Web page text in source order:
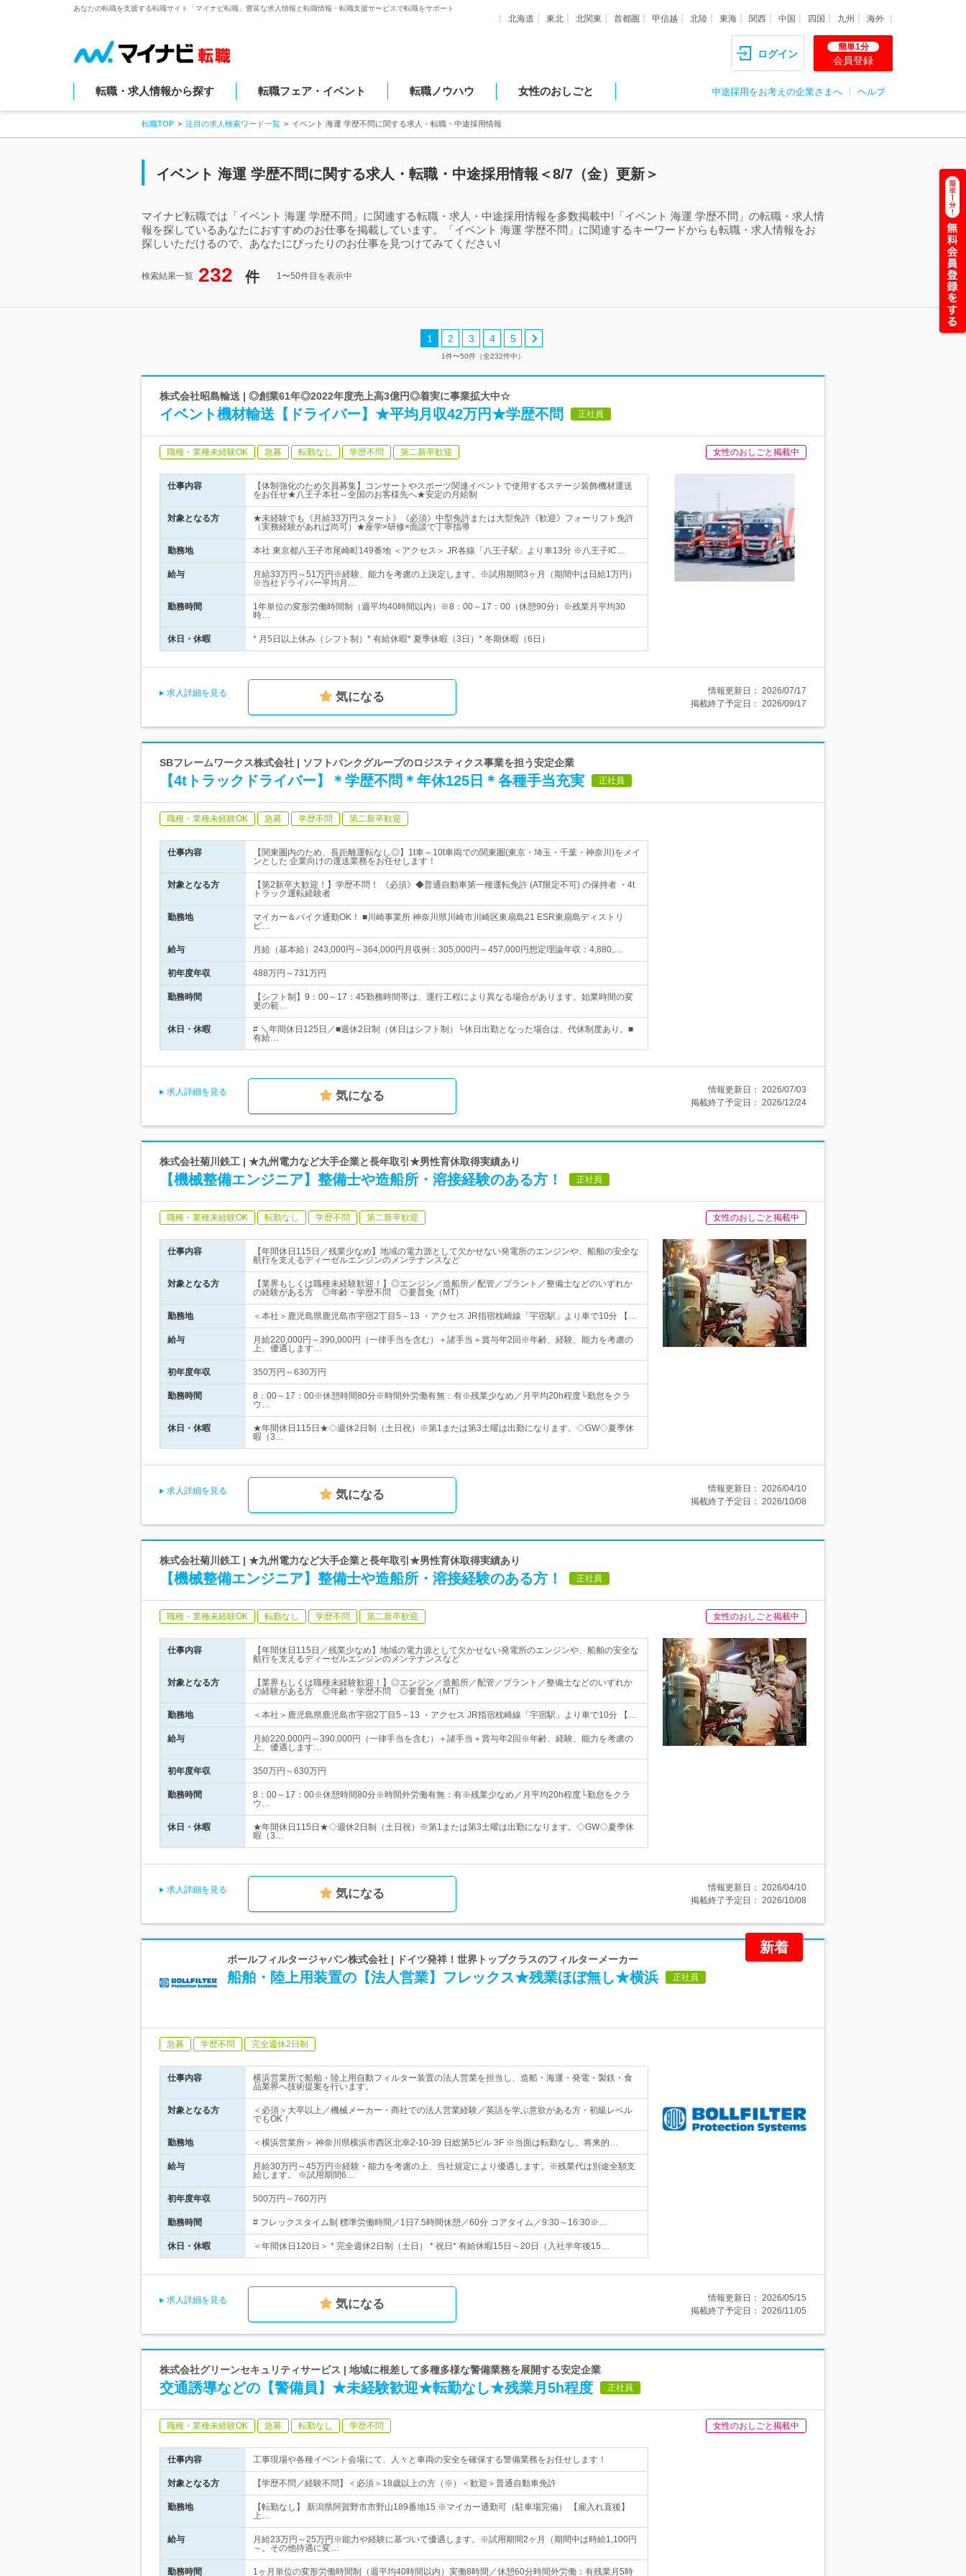
あなたの転職を支援する転職サイト「マイナビ転職」豊富な求人情報と転職情報・転職支援サービスで転職をサポート
北海道 東北 北関東 首都圏 甲信越 北陸 東海 関西 中国 四国 九州 海外
ログイン
簡単1分
会員登録
転職・求人情報から探す 転職フェア・イベント 転職ノウハウ 女性のおしごと 中途採用をお考えの企業さまへ ヘルプ
転職TOP 注目の求人検索ワード一覧 イベント 海運 学歴不問に関する求人・転職・中途採用情報
イベント 海運 学歴不問に関する求人・転職・中途採用情報＜8/7（金）更新＞
マイナビ転職では「イベント 海運 学歴不問」に関連する転職・求人・中途採用情報を多数掲載中!「イベント 海運 学歴不問」の転職・求人情
報を探しているあなたにおすすめのお仕事を掲載しています。「イベント 海運 学歴不問」に関連するキーワードからも転職・求人情報をお
探しいただけるので、あなたにぴったりのお仕事を見つけてみてください!
検索結果一覧 232 件 1〜50件目を表示中
1 2 3 4 5
1件〜50件（全232件中）
株式会社昭島輸送 | ◎創業61年◎2022年度売上高3億円◎着実に事業拡大中☆
イベント機材輸送【ドライバー】★平均月収42万円★学歴不問 正社員
職種・業種未経験OK 急募 転勤なし 学歴不問 第二新卒歓迎 女性のおしごと掲載中
仕事内容
【体制強化のため欠員募集】コンサートやスポーツ関連イベントで使用するステージ装飾機材運送
をお任せ★八王子本社⇔全国のお客様先へ★安定の月給制
対象となる方
★未経験でも《月給33万円スタート》《必須》中型免許または大型免許《歓迎》フォーリフト免許
（実務経験があれば尚可）★座学×研修×面談で丁寧指導
勤務地 本社 東京都八王子市尾崎町149番地 ＜アクセス＞ JR各線「八王子駅」より車13分 ※八王子IC…
給与
月給33万円～51万円※経験、能力を考慮の上決定します。※試用期間3ヶ月（期間中は日給1万円）
※当社ドライバー平均月…
勤務時間
1年単位の変形労働時間制（週平均40時間以内）※8：00～17：00（休憩90分）※残業月平均30
時…
休日・休暇 * 月5日以上休み（シフト制）* 有給休暇* 夏季休暇（3日）* 冬期休暇（6日）
求人詳細を見る 気になる 情報更新日： 2026/07/17
掲載終了予定日： 2026/09/17
SBフレームワークス株式会社 | ソフトバンクグループのロジスティクス事業を担う安定企業
【4tトラックドライバー】＊学歴不問＊年休125日＊各種手当充実 正社員
職種・業種未経験OK 急募 学歴不問 第二新卒歓迎
仕事内容
【関東圏内のため、長距離運転なし◎】1t車～10t車両での関東圏(東京・埼玉・千葉・神奈川)をメイ
ンとした 企業向けの運送業務をお任せします！
対象となる方
【第2新卒大歓迎！】学歴不問！ 《必須》◆普通自動車第一種運転免許 (AT限定不可) の保持者 ・4t
トラック運転経験者
勤務地
マイカー＆バイク通勤OK！ ■川崎事業所 神奈川県川崎市川崎区東扇島21 ESR東扇島ディストリ
ビ…
給与 月給（基本給）243,000円～364,000円月収例：305,000円～457,000円想定理論年収：4,880,…
初年度年収 488万円～731万円
勤務時間
【シフト制】9：00～17：45勤務時間帯は、運行工程により異なる場合があります。始業時間の変
更の範…
休日・休暇
# ＼年間休日125日／■週休2日制（休日はシフト制）└休日出勤となった場合は、代休制度あり。■
有給…
求人詳細を見る 気になる 情報更新日： 2026/07/03
掲載終了予定日： 2026/12/24
株式会社菊川鉄工 | ★九州電力など大手企業と長年取引★男性育休取得実績あり
【機械整備エンジニア】整備士や造船所・溶接経験のある方！ 正社員
職種・業種未経験OK 転勤なし 学歴不問 第二新卒歓迎 女性のおしごと掲載中
仕事内容
【年間休日115日／残業少なめ】地域の電力源として欠かせない発電所のエンジンや、船舶の安全な
航行を支えるディーゼルエンジンのメンテナンスなど
対象となる方
【業界もしくは職種未経験歓迎！】◎エンジン／造船所／配管／プラント／整備士などのいずれか
の経験がある方 ◎年齢・学歴不問 ◎要普免（MT）
勤務地 ＜本社＞鹿児島県鹿児島市宇宿2丁目5－13 ・アクセス JR指宿枕崎線「宇宿駅」より車で10分 【…
給与
月給220,000円～390,000円（一律手当を含む）＋諸手当＋賞与年2回※年齢、経験、能力を考慮の
上、優遇します…
初年度年収 350万円～630万円
勤務時間
8：00～17：00※休憩時間80分※時間外労働有無：有※残業少なめ／月平均20h程度└勤怠をクラ
ウ…
休日・休暇
★年間休日115日★◇週休2日制（土日祝）※第1または第3土曜は出勤になります。◇GW◇夏季休
暇（3…
求人詳細を見る 気になる 情報更新日： 2026/04/10
掲載終了予定日： 2026/10/08
株式会社菊川鉄工 | ★九州電力など大手企業と長年取引★男性育休取得実績あり
【機械整備エンジニア】整備士や造船所・溶接経験のある方！ 正社員
職種・業種未経験OK 転勤なし 学歴不問 第二新卒歓迎 女性のおしごと掲載中
仕事内容
【年間休日115日／残業少なめ】地域の電力源として欠かせない発電所のエンジンや、船舶の安全な
航行を支えるディーゼルエンジンのメンテナンスなど
対象となる方
【業界もしくは職種未経験歓迎！】◎エンジン／造船所／配管／プラント／整備士などのいずれか
の経験がある方 ◎年齢・学歴不問 ◎要普免（MT）
勤務地 ＜本社＞鹿児島県鹿児島市宇宿2丁目5－13 ・アクセス JR指宿枕崎線「宇宿駅」より車で10分 【…
給与
月給220,000円～390,000円（一律手当を含む）＋諸手当＋賞与年2回※年齢、経験、能力を考慮の
上、優遇します…
初年度年収 350万円～630万円
勤務時間
8：00～17：00※休憩時間80分※時間外労働有無：有※残業少なめ／月平均20h程度└勤怠をクラ
ウ…
休日・休暇
★年間休日115日★◇週休2日制（土日祝）※第1または第3土曜は出勤になります。◇GW◇夏季休
暇（3…
求人詳細を見る 気になる 情報更新日： 2026/04/10
掲載終了予定日： 2026/10/08
新着
ボールフィルタージャパン株式会社 | ドイツ発祥！世界トップクラスのフィルターメーカー
船舶・陸上用装置の【法人営業】フレックス★残業ほぼ無し★横浜 正社員
急募 学歴不問 完全週休2日制
仕事内容
横浜営業所で船舶・陸上用自動フィルター装置の法人営業を担当し、造船・海運・発電・製鉄・食
品業界へ技術提案を行います。
対象となる方
＜必須＞大卒以上／機械メーカー・商社での法人営業経験／英語を学ぶ意欲がある方・初級レベル
でもOK！
勤務地 ＜横浜営業所＞ 神奈川県横浜市西区北幸2-10-39 日総第5ビル 3F ※当面は転勤なし。将来的…
給与
月給30万円～45万円※経験・能力を考慮の上、当社規定により優遇します。※残業代は別途全額支
給します。 ※試用期間6…
初年度年収 500万円～760万円
勤務時間 # フレックスタイム制 標準労働時間／1日7.5時間休憩／60分 コアタイム／9:30～16:30※…
休日・休暇 ＜年間休日120日＞ * 完全週休2日制（土日） * 祝日* 有給休暇15日～20日（入社半年後15…
求人詳細を見る 気になる 情報更新日： 2026/05/15
掲載終了予定日： 2026/11/05
株式会社グリーンセキュリティサービス | 地域に根差して多種多様な警備業務を展開する安定企業
交通誘導などの【警備員】★未経験歓迎★転勤なし★残業月5h程度 正社員
職種・業種未経験OK 急募 転勤なし 学歴不問 女性のおしごと掲載中
仕事内容 工事現場や各種イベント会場にて、人々と車両の安全を確保する警備業務をお任せします！
対象となる方 【学歴不問／経験不問】＜必須＞18歳以上の方（※）＜歓迎＞普通自動車免許
勤務地
【転勤なし】 新潟県阿賀野市市野山189番地15 ※マイカー通勤可（駐車場完備） 【雇入れ直後】
上…
給与
月給23万円～25万円※能力や経験に基づいて優遇します。※試用期間2ヶ月（期間中は時給1,100円
～。その他待遇に変…
勤務時間
1ヶ月単位の変形労働時間制（週平均40時間以内）実働8時間／休憩60分時間外労働：有残業月5時